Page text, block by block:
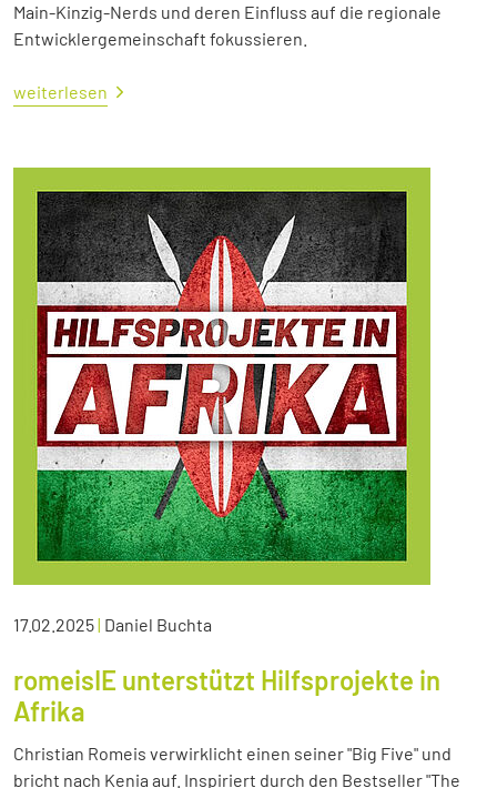
Main-Kinzig-Nerds und deren Einfluss auf die regionale
Entwicklergemeinschaft fokussieren.
weiterlesen
17.02.2025| Daniel Buchta
romeisIE unterstützt Hilfsprojekte in
Afrika
Christian Romeis verwirklicht einen seiner "Big Five" und
bricht nach Kenia auf. Inspiriert durch den Bestseller "The